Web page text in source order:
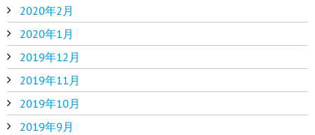
2020年2月
2020年1月
2019年12月
2019年11月
2019年10月
2019年9月